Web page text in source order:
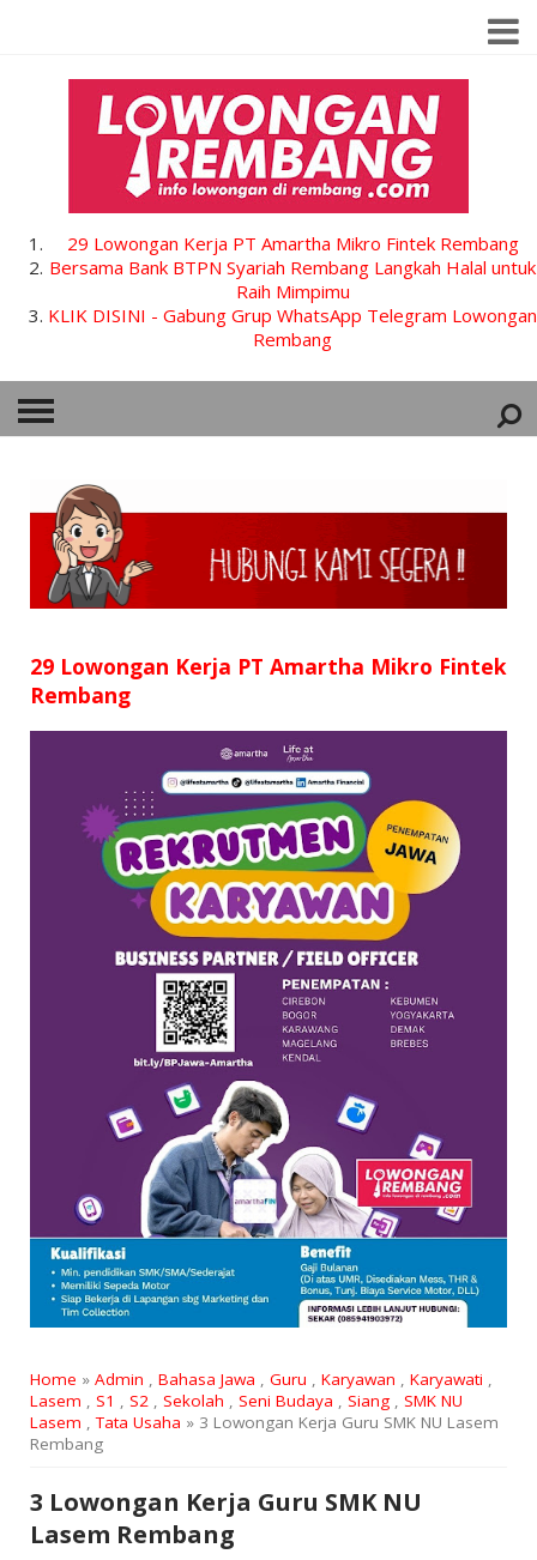
29 Lowongan Kerja PT Amartha Mikro Fintek Rembang
Bersama Bank BTPN Syariah Rembang Langkah Halal untuk
Raih Mimpimu
KLIK DISINI - Gabung Grup WhatsApp Telegram Lowongan
Rembang
HOME
SMP
D3
SURAT LAMARAN
RIWAYAT HIDUP
29 Lowongan Kerja PT Amartha Mikro Fintek
Rembang
Home » Admin , Bahasa Jawa , Guru , Karyawan , Karyawati ,
Lasem , S1 , S2, Sekolah , Seni Budaya , Siang, SMK NU
Lasem ,Tata Usaha » 3 Lowongan Kerja Guru SMK NU Lasem
Rembang
3 Lowongan Kerja Guru SMK NU
Lasem Rembang